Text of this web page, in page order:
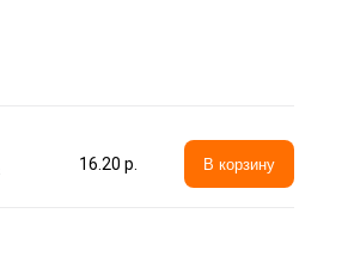
16.20 p. В корзину